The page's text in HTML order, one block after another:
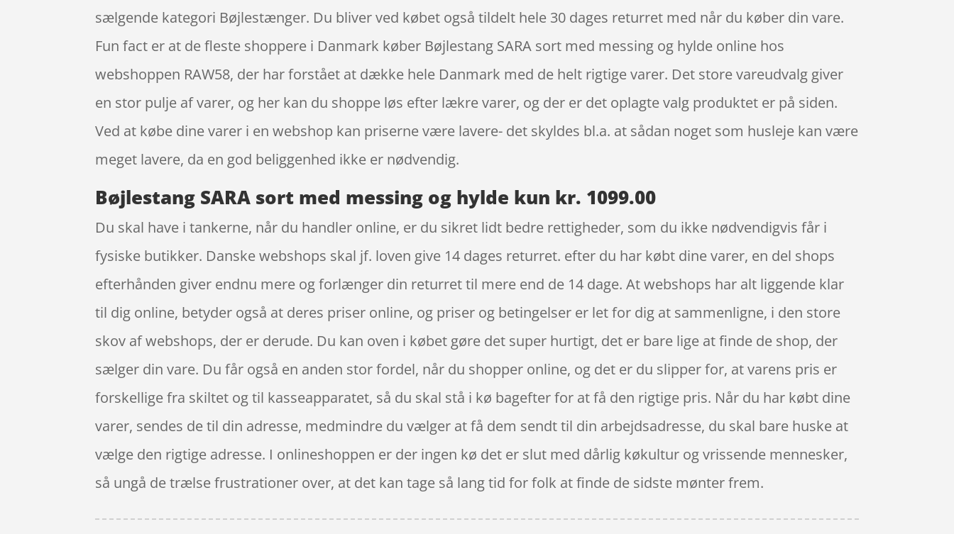
sælgende kategori Bøjlestænger. Du bliver ved købet også tildelt hele 30 dages returret med når du køber din vare.
Fun fact er at de fleste shoppere i Danmark køber Bøjlestang SARA sort med messing og hylde online hos
webshoppen RAW58, der har forstået at dække hele Danmark med de helt rigtige varer. Det store vareudvalg giver
en stor pulje af varer, og her kan du shoppe løs efter lækre varer, og der er det oplagte valg produktet er på siden.
Ved at købe dine varer i en webshop kan priserne være lavere- det skyldes bl.a. at sådan noget som husleje kan være
meget lavere, da en god beliggenhed ikke er nødvendig.
Bøjlestang SARA sort med messing og hylde kun kr. 1099.00
Du skal have i tankerne, når du handler online, er du sikret lidt bedre rettigheder, som du ikke nødvendigvis får i
fysiske butikker. Danske webshops skal jf. loven give 14 dages returret. efter du har købt dine varer, en del shops
efterhånden giver endnu mere og forlænger din returret til mere end de 14 dage. At webshops har alt liggende klar
til dig online, betyder også at deres priser online, og priser og betingelser er let for dig at sammenligne, i den store
skov af webshops, der er derude. Du kan oven i købet gøre det super hurtigt, det er bare lige at finde de shop, der
sælger din vare. Du får også en anden stor fordel, når du shopper online, og det er du slipper for, at varens pris er
forskellige fra skiltet og til kasseapparatet, så du skal stå i kø bagefter for at få den rigtige pris. Når du har købt dine
varer, sendes de til din adresse, medmindre du vælger at få dem sendt til din arbejdsadresse, du skal bare huske at
vælge den rigtige adresse. I onlineshoppen er der ingen kø det er slut med dårlig køkultur og vrissende mennesker,
så ungå de trælse frustrationer over, at det kan tage så lang tid for folk at finde de sidste mønter frem.